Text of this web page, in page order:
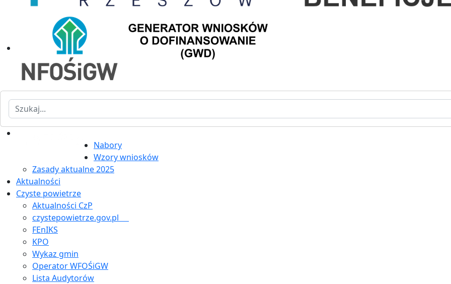
Szukaj
Nabory
Wzory wniosków
Zasady aktualne 2025
Aktualności
Czyste powietrze
Aktualności CzP
czystepowietrze.gov.pl
FEnIKS
KPO
Wykaz gmin
Operator WFOŚiGW
Lista Audytorów